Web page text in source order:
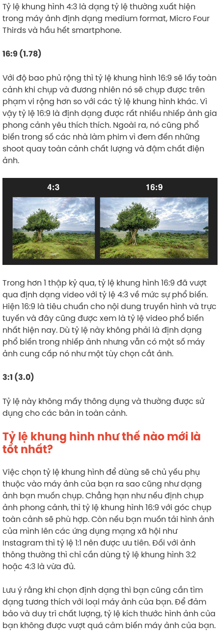
Tỷ lệ khung hình 4:3 là dạng tỷ lệ thường xuất hiện
trong máy ảnh định dạng medium format, Micro Four
Thirds và hầu hết smartphone.
16:9 (1.78)
Với độ bao phủ rộng thì tỷ lệ khung hình 16:9 sẽ lấy toàn
cảnh khi chụp và đương nhiên nó sẽ chụp được trên
phạm vi rộng hơn so với các tỷ lệ khung hình khác. Vì
vậy tỷ lệ 16:9 là định dạng được rất nhiều nhiếp ảnh gia
phong cảnh yêu thích thích. Ngoài ra, nó cũng phổ
biến trong số các nhà làm phim vì đem đến những
shoot quay toàn cảnh chất lượng và đậm chất điện
ảnh.
Trong hơn 1 thập kỷ qua, tỷ lệ khung hình 16:9 đã vượt
qua định dạng video với tỷ lệ 4:3 về mức sự phổ biến.
Hiện 16:9 là tiêu chuẩn cho nội dung truyền hình và trực
tuyến và đây cũng được xem là tỷ lệ video phổ biến
nhất hiện nay. Dù tỷ lệ này không phải là định dạng
phổ biến trong nhiếp ảnh nhưng vẫn có một số máy
ảnh cung cấp nó như một tùy chọn cắt ảnh.
3:1 (3.0)
Tỷ lệ này không mấy thông dụng và thường được sử
dụng cho các bản in toàn cảnh.
Tỷ lệ khung hình như thế nào mới là
tốt nhất?
Việc chọn tỷ lệ khung hình để dùng sẽ chủ yếu phụ
thuộc vào máy ảnh của bạn ra sao cũng như dạng
ảnh bạn muốn chụp. Chẳng hạn như nếu định chụp
ảnh phong cảnh, thì tỷ lệ khung hình 16:9 với góc chụp
toàn cảnh sẽ phù hợp. Còn nếu bạn muốn tải hình ảnh
của mình lên các ứng dụng mạng xã hội như
Instagram thì tỷ lệ 1:1 nên được ưu tiên. Đối với ảnh
thông thường thì chỉ cần dùng tỷ lệ khung hình 3:2
hoặc 4:3 là vừa đủ.
Lưu ý rằng khi chọn định dạng thì bạn cũng cần tìm
dạng tương thích với loại máy ảnh của bạn. Để đảm
bảo và duy trì chất lượng, tỷ lệ kích thước hình ảnh của
bạn không được vượt quá cảm biến máy ảnh của bạn.